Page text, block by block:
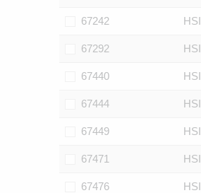
67242 HSI
67292 HSI
67440 HSI
67444 HSI
67449 HSI
67471 HSI
67476 HSI